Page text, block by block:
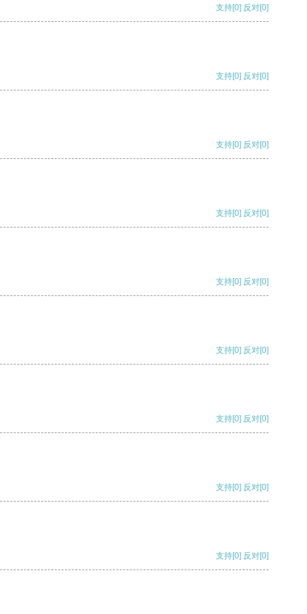
支持[0] 反对[0]
支持[0] 反对[0]
支持[0] 反对[0]
支持[0] 反对[0]
支持[0] 反对[0]
支持[0] 反对[0]
支持[0] 反对[0]
支持[0] 反对[0]
支持[0] 反对[0]